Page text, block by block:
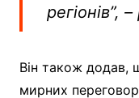
регіонів”,
Він також додав,
мирних